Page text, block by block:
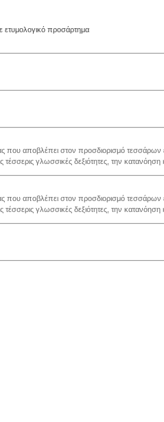
ετυμολογικό προσάρτημα
που αποβλέπει στον προσδιορισμό
γλωσσικές δεξιότητες, την κατανόηση
που αποβλέπει στον προσδιορισμό
γλωσσικές δεξιότητες, την κατανόηση